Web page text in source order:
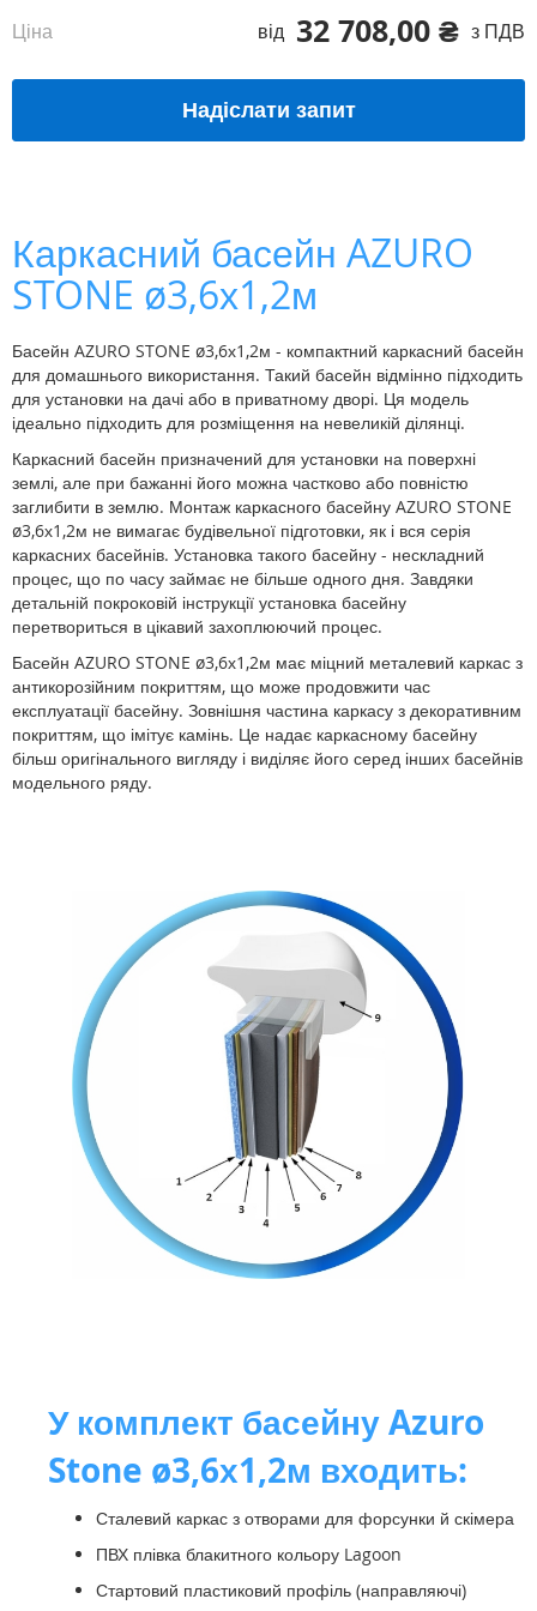
32 708,00 ₴ з ПДВ
Ціна від
Надіслати запит
Каркасний басейн AZURO
STONE ø3,6х1,2м
Басейн AZURO STONE ø3,6х1,2м - компактний каркасний басейн
для домашнього використання. Такий басейн відмінно підходить
для установки на дачі або в приватному дворі. Ця модель
ідеально підходить для розміщення на невеликій ділянці.
Каркасний басейн призначений для установки на поверхні
землі, але при бажанні його можна частково або повністю
заглибити в землю. Монтаж каркасного басейну AZURO STONE
ø3,6х1,2м не вимагає будівельної підготовки, як і вся серія
каркасних басейнів. Установка такого басейну - нескладний
процес, що по часу займає не більше одного дня. Завдяки
детальній покроковій інструкції установка басейну
перетвориться в цікавий захоплюючий процес.
Басейн AZURO STONE ø3,6х1,2м має міцний металевий каркас з
антикорозійним покриттям, що може продовжити час
експлуатації басейну. Зовнішня частина каркасу з декоративним
покриттям, що імітує камінь. Це надає каркасному басейну
більш оригінального вигляду і виділяє його серед інших басейнів
модельного ряду.
У комплект басейну Azuro
Stone ø3,6х1,2м входить:
Сталевий каркас з отворами для форсунки й скімера
ПВХ плівка блакитного кольору Lagoon
Стартовий пластиковий профіль (направляючі)